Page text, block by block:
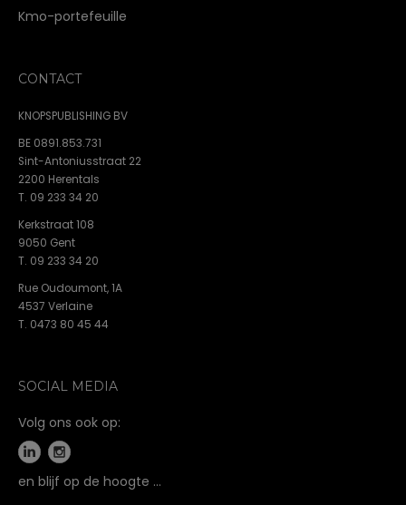
Kmo-portefeuille
CONTACT
KNOPSPUBLISHING BV
BE 0891.853.731
Sint-Antoniusstraat 22
2200 Herentals
T. 09 233 34 20
Kerkstraat 108
9050 Gent
T. 09 233 34 20
Rue Oudoumont, 1A
4537 Verlaine
T. 0473 80 45 44
SOCIAL MEDIA
Volg ons ook op:
en blijf op de hoogte …